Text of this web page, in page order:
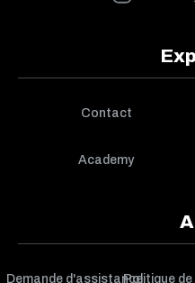
Contact
Academy
Demande d'assistancePolitique